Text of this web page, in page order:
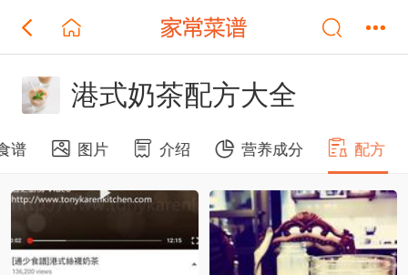
港式奶茶配方大全
谱 图片 介绍 营养成分 配方